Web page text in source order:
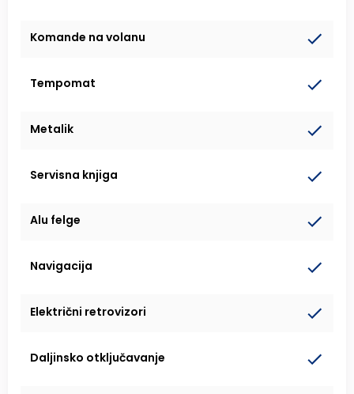
Komande na volanu
Tempomat
Metalik
Servisna knjiga
Alu felge
Navigacija
Električni retrovizori
Daljinsko otključavanje